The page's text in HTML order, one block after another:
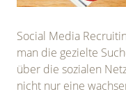
Social Media
man die gezielte
über die sozialen
nicht nur eine